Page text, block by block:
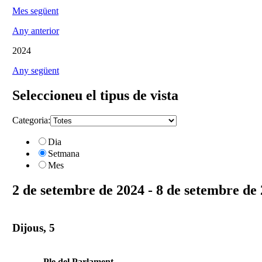
Mes següent
Any anterior
2024
Any següent
Seleccioneu el tipus de vista
Categoria:
Dia
Setmana
Mes
2 de setembre de 2024 - 8 de setembre de
Dijous, 5